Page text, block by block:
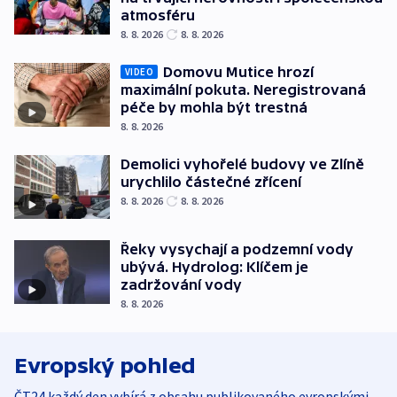
atmosféru
8. 8. 2026 8. 8. 2026
VIDEO
Domovu Mutice hrozí
maximální pokuta. Neregistrovaná
péče by mohla být trestná
8. 8. 2026
Demolici vyhořelé budovy ve Zlíně
urychlilo částečné zřícení
8. 8. 2026 8. 8. 2026
Řeky vysychají a podzemní vody
ubývá. Hydrolog: Klíčem je
zadržování vody
8. 8. 2026
Evropský pohled